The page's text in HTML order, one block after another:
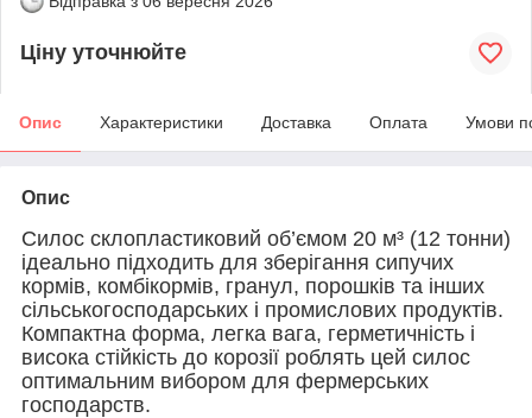
Ціну уточнюйте
Опис Характеристики Доставка Оплата Умови
Опис
Силос склопластиковий об’ємом 20 м³ (12 тонни)
ідеально підходить для зберігання сипучих
кормів, комбікормів, гранул, порошків та інших
сільськогосподарських і промислових продуктів.
Компактна форма, легка вага, герметичність і
висока стійкість до корозії роблять цей силос
оптимальним вибором для фермерських
господарств.